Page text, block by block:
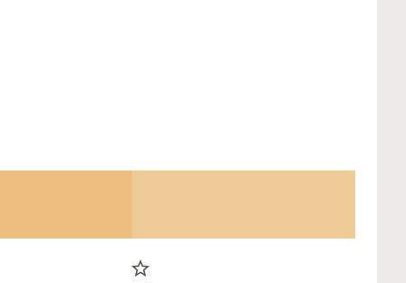
star_border